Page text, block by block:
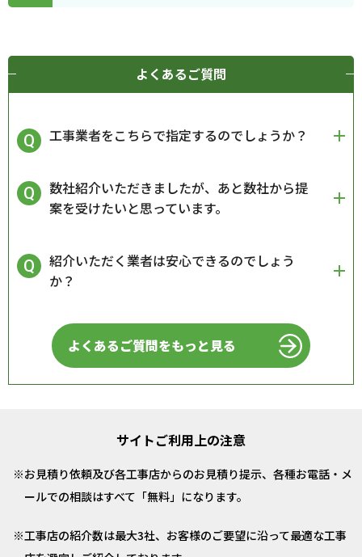
よくあるご質問
工事業者をこちらで指定するのでしょうか？
数社紹介いただきましたが、あと数社から提
案を受けたいと思っています。
紹介いただく業者は安心できるのでしょう
か？
よくあるご質問をもっと見る
サイトご利用上の注意
お見積り依頼及び各工事店からのお見積り提示、各種お電話・メ
ールでの相談はすべて「無料」になります。
工事店の紹介数は最大3社、お客様のご要望に沿って最適な工事